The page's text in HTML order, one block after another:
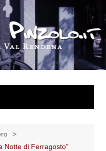
Notte di Ferragosto”